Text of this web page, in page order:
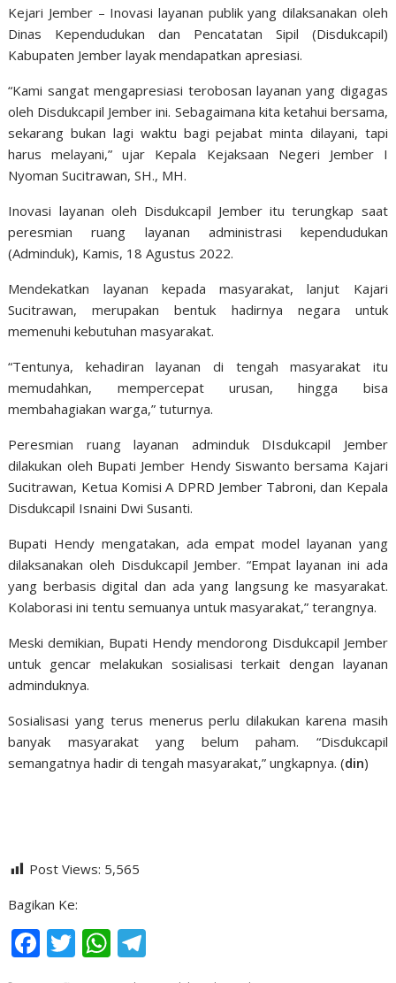
Kejari Jember – Inovasi layanan publik yang dilaksanakan oleh
Dinas Kependudukan dan Pencatatan Sipil (Disdukcapil)
Kabupaten Jember layak mendapatkan apresiasi.
“Kami sangat mengapresiasi terobosan layanan yang digagas
oleh Disdukcapil Jember ini. Sebagaimana kita ketahui bersama,
sekarang bukan lagi waktu bagi pejabat minta dilayani, tapi
harus melayani,” ujar Kepala Kejaksaan Negeri Jember I
Nyoman Sucitrawan, SH., MH.
Inovasi layanan oleh Disdukcapil Jember itu terungkap saat
peresmian ruang layanan administrasi kependudukan
(Adminduk), Kamis, 18 Agustus 2022.
Mendekatkan layanan kepada masyarakat, lanjut Kajari
Sucitrawan, merupakan bentuk hadirnya negara untuk
memenuhi kebutuhan masyarakat.
“Tentunya, kehadiran layanan di tengah masyarakat itu
memudahkan, mempercepat urusan, hingga bisa
membahagiakan warga,” tuturnya.
Peresmian ruang layanan adminduk DIsdukcapil Jember
dilakukan oleh Bupati Jember Hendy Siswanto bersama Kajari
Sucitrawan, Ketua Komisi A DPRD Jember Tabroni, dan Kepala
Disdukcapil Isnaini Dwi Susanti.
Bupati Hendy mengatakan, ada empat model layanan yang
dilaksanakan oleh Disdukcapil Jember. “Empat layanan ini ada
yang berbasis digital dan ada yang langsung ke masyarakat.
Kolaborasi ini tentu semuanya untuk masyarakat,” terangnya.
Meski demikian, Bupati Hendy mendorong Disdukcapil Jember
untuk gencar melakukan sosialisasi terkait dengan layanan
adminduknya.
Sosialisasi yang terus menerus perlu dilakukan karena masih
banyak masyarakat yang belum paham. “Disdukcapil
semangatnya hadir di tengah masyarakat,” ungkapnya. (din)
Post Views: 5,565
Bagikan Ke:
F T W